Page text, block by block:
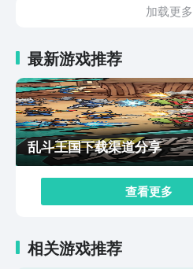
加载更多
最新游戏推荐
乱斗王国下载渠道分享
查看更多
相关游戏推荐